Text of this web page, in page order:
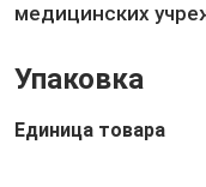
медицинских
Упаковка
Единица товара